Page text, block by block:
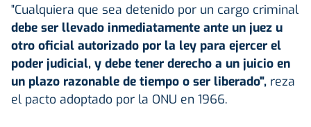
"Cualquiera que sea detenido por un cargo criminal
debe ser llevado inmediatamente ante un juez u
otro oficial autorizado por la ley para ejercer el
poder judicial, y debe tener derecho a un juicio en
un plazo razonable de tiempo o ser liberado", reza
el pacto adoptado por la ONU en 1966.